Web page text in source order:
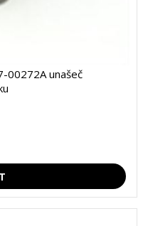
00272A unašeč